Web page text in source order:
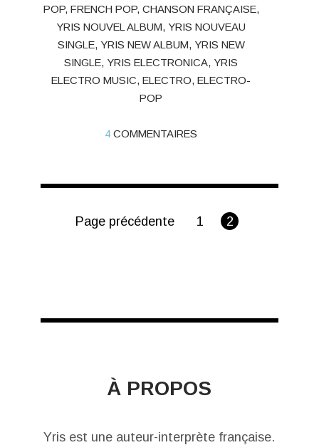
POP, FRENCH POP, CHANSON FRANÇAISE,
YRIS NOUVEL ALBUM, YRIS NOUVEAU
SINGLE, YRIS NEW ALBUM, YRIS NEW
SINGLE, YRIS ELECTRONICA, YRIS
ELECTRO MUSIC,ELECTRO,ELECTRO-
POP
4 COMMENTAIRES
Page précédente 1 2
À PROPOS
Yris est une auteur-interprète française.